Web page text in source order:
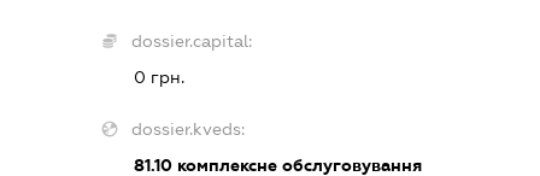
dossier.capital:
0 грн.
dossier.kveds:
81.10комплексне обслуговування